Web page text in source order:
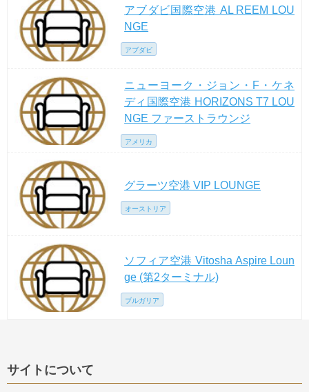
アブダビ国際空港 AL REEM LOU
NGE
アブダビ
ニューヨーク・ジョン・F・ケネ
ディ国際空港 HORIZONS T7 LOU
NGE ファーストラウンジ
アメリカ
グラーツ空港 VIP LOUNGE
オーストリア
ソフィア空港 Vitosha Aspire Loun
ge (第2ターミナル)
ブルガリア
サイトについて